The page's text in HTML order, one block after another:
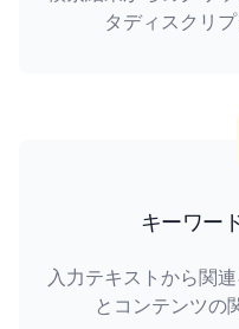
タディスクリ
キーワー
入力テキストから関
とコンテンツの